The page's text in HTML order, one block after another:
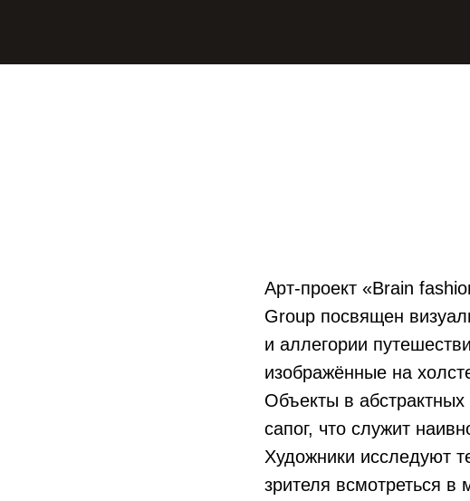
Арт-проект «Brain
Group посвящен
и аллегории
изображённые на
Объекты в
сапог, что служит
Художники исследуют
зрителя всмотреться